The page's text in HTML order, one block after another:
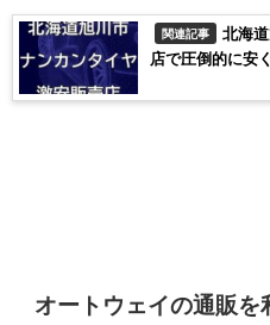
関連記事
北海
店で圧倒的に安
オートウェイの通販を